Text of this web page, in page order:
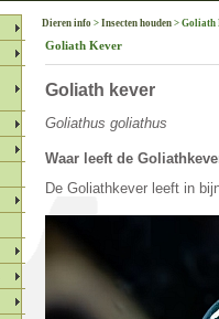
Dieren info > Insecten houden > Goliath
Goliath Kever
Goliath kever
Goliathus goliathus
Waar leeft de
De Goliathkever leeft in